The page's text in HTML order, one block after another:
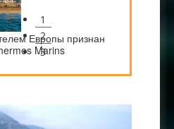
Европы признан
Marins
1
2
3